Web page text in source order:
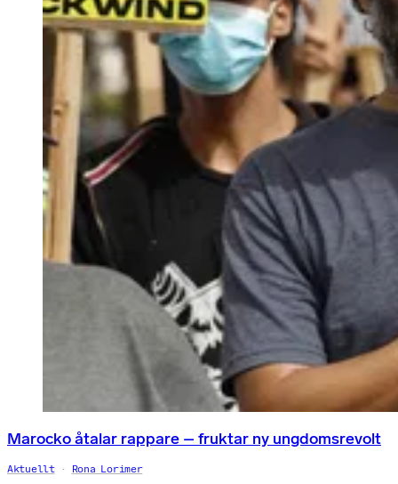
Marocko åtalar rappare – fruktar ny ungdomsrevolt
Aktuellt Rona Lorimer